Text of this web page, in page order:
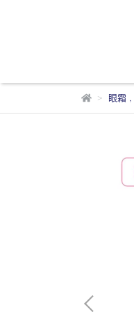
眼霜 ,